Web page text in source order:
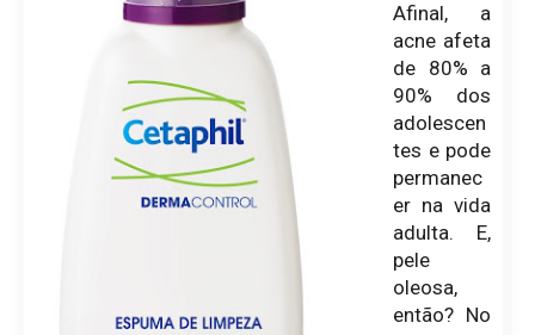
Afinal, a
acne afeta
de 80% a
90% dos
adolescen
tes e pode
permanec
er na vida
adulta. E,
pele
oleosa,
então? No